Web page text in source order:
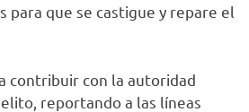
para que se castigue y repare el
contribuir con la autoridad
reportando a las líneas